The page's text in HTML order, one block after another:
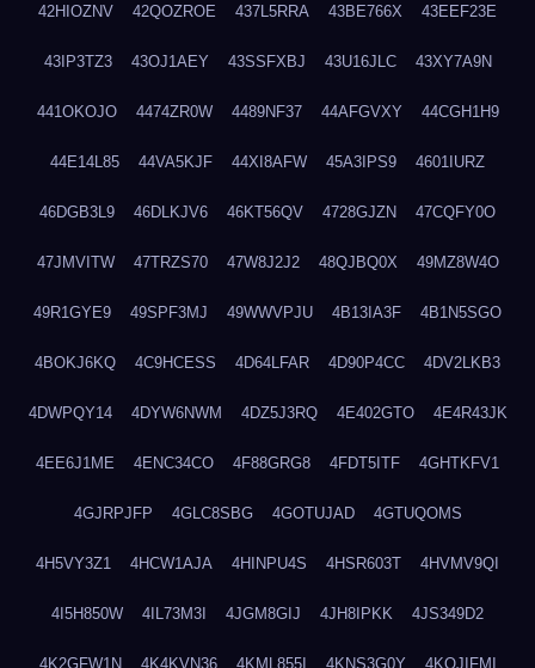
42HIOZNV 42QOZROE 437L5RRA 43BE766X 43EEF23E
43IP3TZ3 43OJ1AEY 43SSFXBJ 43U16JLC 43XY7A9N
441OKOJO 4474ZR0W 4489NF37 44AFGVXY 44CGH1H9
44E14L85 44VA5KJF 44XI8AFW 45A3IPS9 4601IURZ
46DGB3L9 46DLKJV6 46KT56QV 4728GJZN 47CQFY0O
47JMVITW 47TRZS70 47W8J2J2 48QJBQ0X 49MZ8W4O
49R1GYE9 49SPF3MJ 49WWVPJU 4B13IA3F 4B1N5SGO
4BOKJ6KQ 4C9HCESS 4D64LFAR 4D90P4CC 4DV2LKB3
4DWPQY14 4DYW6NWM 4DZ5J3RQ 4E402GTO 4E4R43JK
4EE6J1ME 4ENC34CO 4F88GRG8 4FDT5ITF 4GHTKFV1
4GJRPJFP 4GLC8SBG 4GOTUJAD 4GTUQOMS
4H5VY3Z1 4HCW1AJA 4HINPU4S 4HSR603T 4HVMV9QI
4I5H850W 4IL73M3I 4JGM8GIJ 4JH8IPKK 4JS349D2
4K2GFW1N 4K4KVN36 4KML855I 4KNS3G0Y 4KQJIFMI